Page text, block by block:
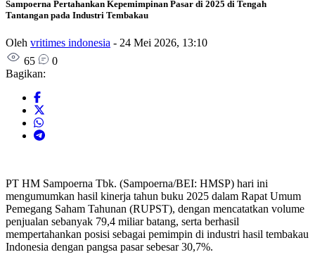
Sampoerna Pertahankan Kepemimpinan Pasar di 2025 di Tengah
Tantangan pada Industri Tembakau
Oleh vritimes indonesia - 24 Mei 2026, 13:10
65
0
Bagikan:
PT HM Sampoerna Tbk. (Sampoerna/BEI: HMSP) hari ini
mengumumkan hasil kinerja tahun buku 2025 dalam Rapat Umum
Pemegang Saham Tahunan (RUPST), dengan mencatatkan volume
penjualan sebanyak 79,4 miliar batang, serta berhasil
mempertahankan posisi sebagai pemimpin di industri hasil tembakau
Indonesia dengan pangsa pasar sebesar 30,7%.